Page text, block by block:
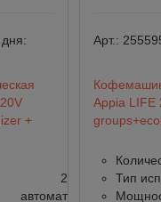
+
2
автомат
Арт.:
Appia LIFE
Тип